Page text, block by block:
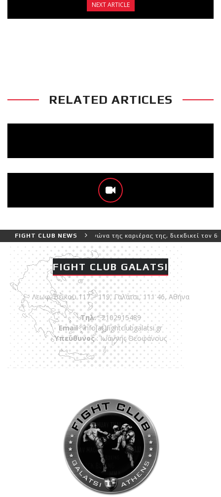
NEXT ARTICLE
RELATED ARTICLES
FIGHT CLUB NEWS
και πιο δύσκολο αγώνα της καριέρας της, διεκδικεί τον 6ο
FIGHT CLUB GALATSI
Λεωφ. Βεϊκου 117 – 119, Γαλάτσι, 111 46, Αθήνα
Τηλ.: 2102915489
Email:info[at]fightclubgalatsi.gr
Υπεύθυνος: Ιωάννης Θεοφάνους